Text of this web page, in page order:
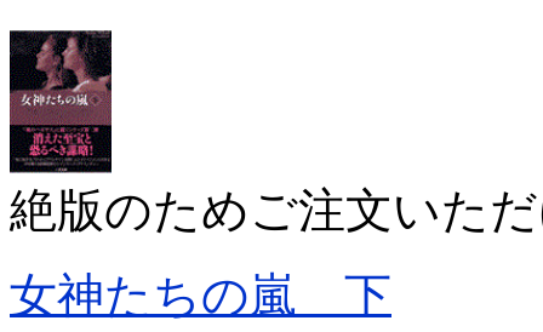
絶版のためご注文いた
女神たちの嵐 下